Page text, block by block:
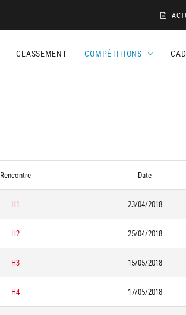
CLASSEMENT COMPÉTITIONS
Rencontre Date
H1 23/04/2018
H2 25/04/2018
H3 15/05/2018
H4 17/05/2018